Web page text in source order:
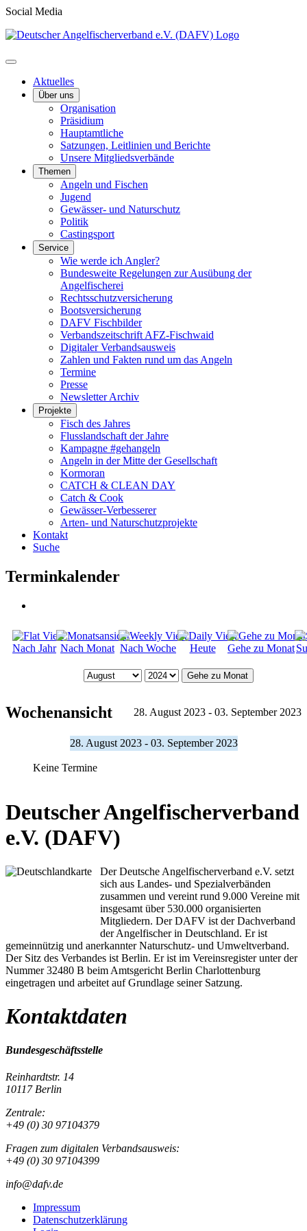
Social Media
Aktuelles
Über uns
Organisation
Präsidium
Hauptamtliche
Satzungen, Leitlinien und Berichte
Unsere Mitgliedsverbände
Themen
Angeln und Fischen
Jugend
Gewässer- und Naturschutz
Politik
Castingsport
Service
Wie werde ich Angler?
Bundesweite Regelungen zur Ausübung der
Angelfischerei
Rechtsschutzversicherung
Bootsversicherung
DAFV Fischbilder
Verbandszeitschrift AFZ-Fischwaid
Digitaler Verbandsausweis
Zahlen und Fakten rund um das Angeln
Termine
Presse
Newsletter Archiv
Projekte
Fisch des Jahres
Flusslandschaft der Jahre
Kampagne #gehangeln
Angeln in der Mitte der Gesellschaft
Kormoran
CATCH & CLEAN DAY
Catch & Cook
Gewässer-Verbesserer
Arten- und Naturschutzprojekte
Kontakt
Suche
Terminkalender
Nach Jahr Nach Monat Nach Woche Heute Gehe zu Monat
Gehe zu Monat
Wochenansicht 28. August 2023 - 03. September 2023
28. August 2023 - 03. September 2023
Keine Termine
Deutscher Angelfischerverband
e.V. (DAFV)
Der Deutsche Angelfischerverband e.V. setzt
sich aus Landes- und Spezialverbänden
zusammen und vereint rund 9.000 Vereine mit
insgesamt über 530.000 organisierten
Mitgliedern. Der DAFV ist der Dachverband
der Angelfischer in Deutschland. Er ist
gemeinnützig und anerkannter Naturschutz- und Umweltverband.
Der Sitz des Verbandes ist Berlin. Er ist im Vereinsregister unter der
Nummer 32480 B beim Amtsgericht Berlin Charlottenburg
eingetragen und arbeitet auf Grundlage seiner Satzung.
Kontaktdaten
Bundesgeschäftsstelle
Reinhardtstr. 14
10117 Berlin
Zentrale:
+49 (0) 30 97104379
Fragen zum digitalen Verbandsausweis:
+49 (0) 30 97104399
info@dafv.de
Impressum
Datenschutzerklärung